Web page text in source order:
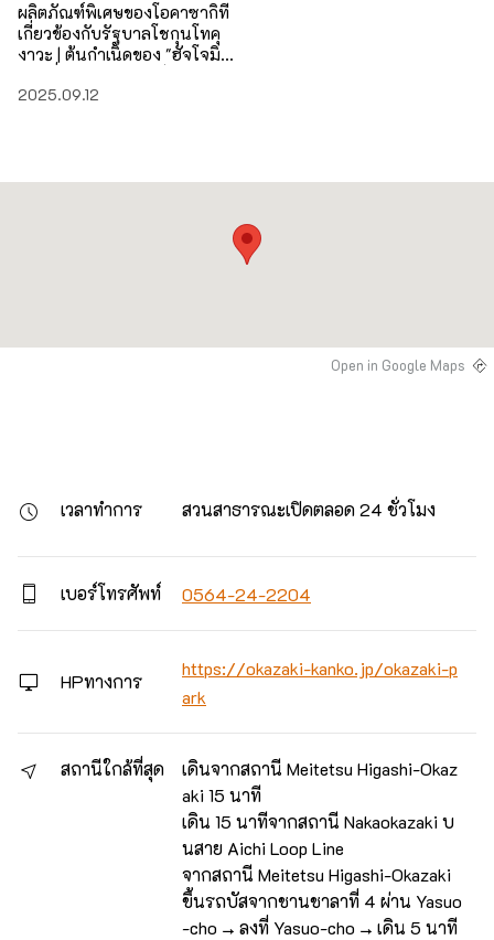
ผลิตภัณฑ์พิเศษของโอคาซากิที่
เกี่ยวข้องกับรัฐบาลโชกุนโทคุ
งาวะ | ต้นกำเนิดของ "ฮัจโจมิ
กว่า 400 ปี
2025.09.12
Open in Google Maps
เวลาทำการ สวนสาธารณะเปิดตลอด 24 ชั่วโมง
เบอร์โทรศัพท์ 0564-24-2204
HPทางการ
https://okazaki-kanko.jp/okazaki-p
ark
สถานีใกล้ที่สุด
เดินจากสถานี Meitetsu Higashi-Okaz
aki 15 นาที
เดิน 15 นาทีจากสถานี Nakaokazaki บ
นสาย Aichi Loop Line
จากสถานี Meitetsu Higashi-Okazaki
ขึ้นรถบัสจากชานชาลาที่ 4 ผ่าน Yasuo
-cho → ลงที่ Yasuo-cho → เดิน 5 นาที